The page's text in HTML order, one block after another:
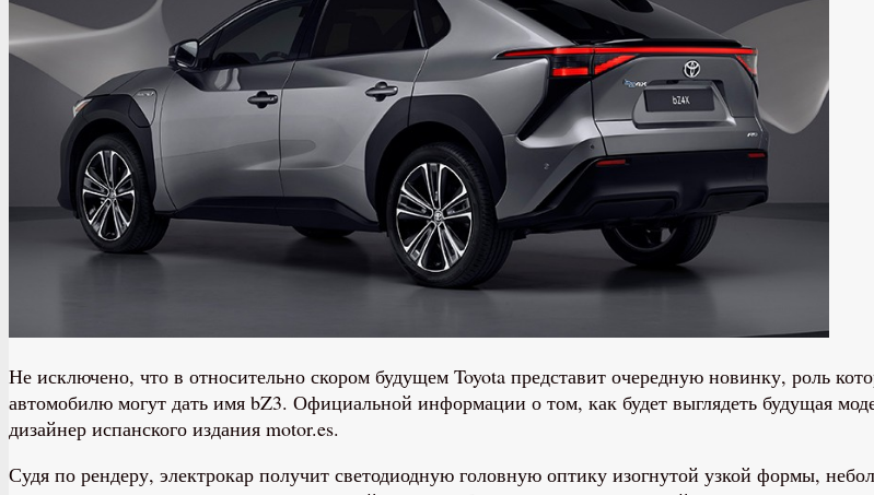
Не исключено, что в относительно скором будущем Toyota представит очередную новинку, роль
автомобилю могут дать имя bZ3. Официальной информации о том, как будет выглядеть будущая
дизайнер испанского издания motor.es.
Судя по рендеру, электрокар получит светодиодную головную оптику изогнутой узкой формы,